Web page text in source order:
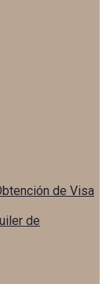
de Visa
de